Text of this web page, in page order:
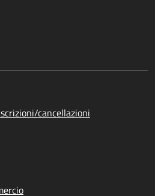
cancellazioni